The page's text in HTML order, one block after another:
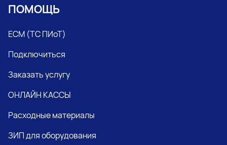
ПОМОЩЬ
ЕСМ (ТС ПИоТ)
Подключиться
Заказать услугу
ОНЛАЙН КАССЫ
Расходные материалы
ЗИП для оборудования